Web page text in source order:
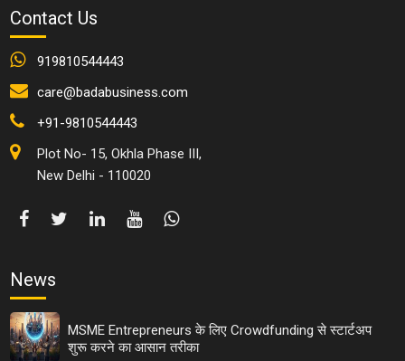
Contact Us
919810544443
care@badabusiness.com
+91-9810544443
Plot No- 15, Okhla Phase III,
New Delhi - 110020
News
MSME Entrepreneurs के लिए Crowdfunding से स्टार्टअप
शुरू करने का आसान तरीका